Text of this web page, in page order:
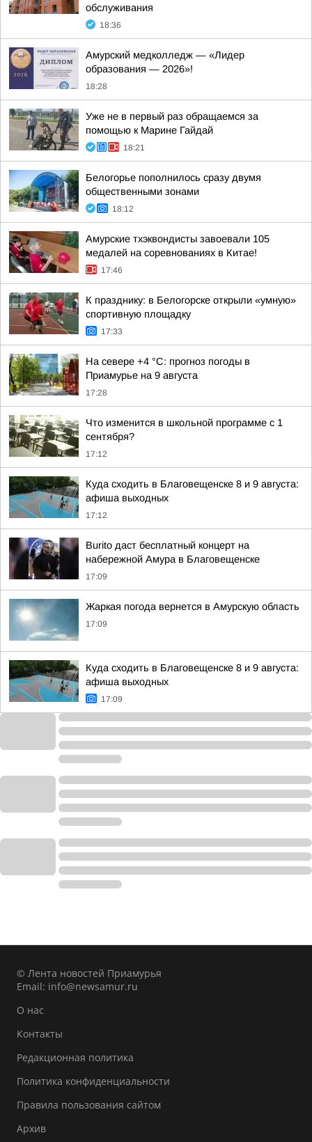
обслуживания
18:36
Амурский медколледж — «Лидер
образования — 2026»!
18:28
Уже не в первый раз обращаемся за
помощью к Марине Гайдай
18:21
Белогорье пополнилось сразу двумя
общественными зонами
18:12
Амурские тхэквондисты завоевали 105
медалей на соревнованиях в Китае!
17:46
К празднику: в Белогорске открыли «умную»
спортивную площадку
17:33
На севере +4 °С: прогноз погоды в
Приамурье на 9 августа
17:28
Что изменится в школьной программе с 1
сентября?
17:12
Куда сходить в Благовещенске 8 и 9 августа:
афиша выходных
17:12
Burito даст бесплатный концерт на
набережной Амура в Благовещенске
17:09
Жаркая погода вернется в Амурскую область
17:09
Куда сходить в Благовещенске 8 и 9 августа:
афиша выходных
17:09
© Лента новостей Приамурья
Email: info@newsamur.ru
О нас
Контакты
Редакционная политика
Политика конфиденциальности
Правила пользования сайтом
Архив